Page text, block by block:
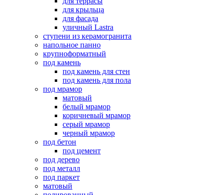
для крыльца
для фасада
уличный Lastra
ступени из керамогранита
напольное панно
крупноформатный
под камень
под камень для стен
под камень для пола
под мрамор
матовый
белый мрамор
коричневый мрамор
серый мрамор
черный мрамор
под бетон
под цемент
под дерево
под металл
под паркет
матовый